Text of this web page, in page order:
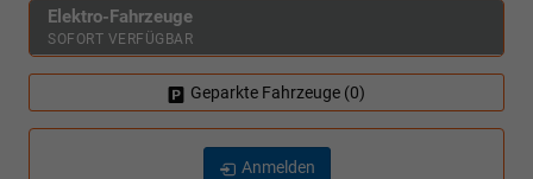
Elektro-Fahrzeuge
SOFORT VERFÜGBAR
Geparkte Fahrzeuge (0)
Anmelden